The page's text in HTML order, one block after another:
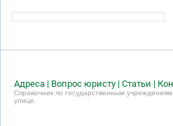
Адреса | Вопрос юристу | Статьи |
Справочник по государственным
улице.